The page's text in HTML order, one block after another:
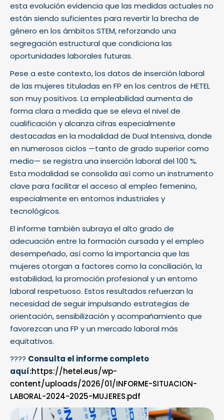
esta evolución evidencia que las medidas actuales no
están siendo suficientes para revertir la brecha de
género en los ámbitos STEM, reforzando una
segregación estructural que condiciona las
oportunidades laborales futuras.
Pese a este contexto, los datos de inserción laboral
de las mujeres tituladas en FP en los centros de HETEL
son muy positivos. La empleabilidad aumenta de
forma clara a medida que se eleva el nivel de
cualificación y alcanza cifras especialmente
destacadas en la modalidad de Dual Intensiva, donde
en numerosos ciclos —tanto de grado superior como
medio— se registra una inserción laboral del 100 %.
Esta modalidad se consolida así como un instrumento
clave para facilitar el acceso al empleo femenino,
especialmente en entornos industriales y
tecnológicos.
El informe también subraya el alto grado de
adecuación entre la formación cursada y el empleo
desempeñado, así como la importancia que las
mujeres otorgan a factores como la conciliación, la
estabilidad, la promoción profesional y un entorno
laboral respetuoso. Estos resultados refuerzan la
necesidad de seguir impulsando estrategias de
orientación, sensibilización y acompañamiento que
favorezcan una FP y un mercado laboral más
equitativos.
???? Consulta el informe completo
aquí:https://hetel.eus/wp-
content/uploads/2026/01/INFORME-SITUACION-
LABORAL-2024-2025-MUJERES.pdf